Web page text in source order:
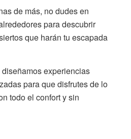
de más, no dudes en
para descubrir
que harán tu escapada
experiencias
para que disfrutes de lo
todo el confort y sin